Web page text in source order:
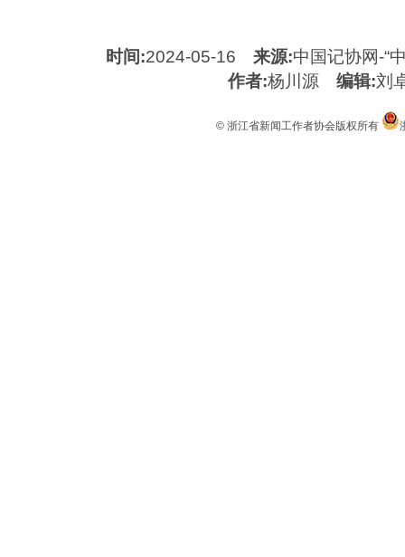
时间:2024-05-16 来源:中国记协网-“
作者:杨川源 编辑:刘
© 浙江省新闻工作者协会版权所有